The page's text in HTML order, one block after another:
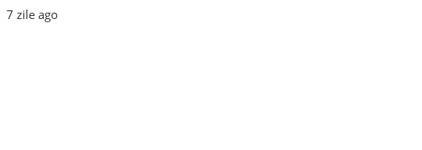
7 zile ago